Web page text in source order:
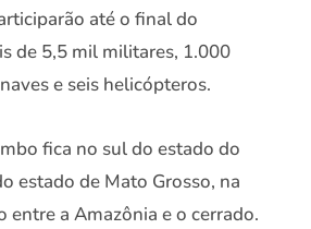
até o final do
de 5,5 mil militares, 1.000
e seis helicópteros.
fica no sul do estado do
estado de Mato Grosso, na
entre a Amazônia e o cerrado.